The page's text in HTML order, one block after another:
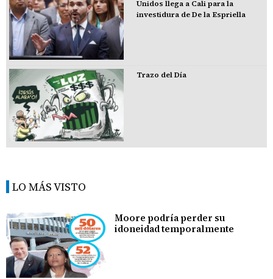
Unidos llega a Cali para la
investidura de De la Espriella
Trazo del Día
LO MÁS VISTO
Moore podría perder su
idoneidad temporalmente